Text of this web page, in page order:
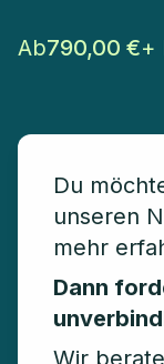
Ab790,00 €+
Du
unseren
mehr
Dann
Wir